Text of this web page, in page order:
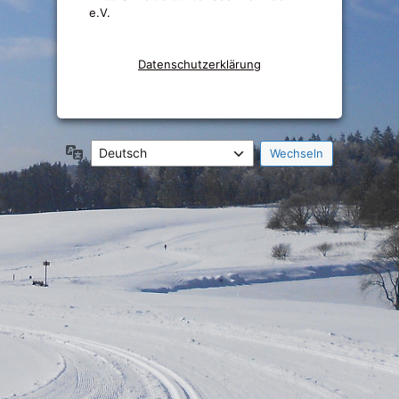
e.V.
Datenschutzerklärung
Sprache